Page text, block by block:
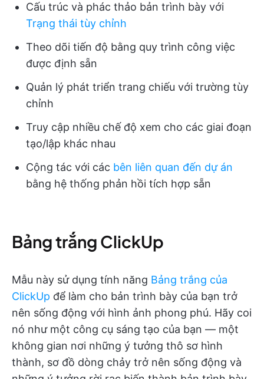
Cấu trúc và phác thảo bản trình bày với
Trạng thái tùy chỉnh
Theo dõi tiến độ bằng quy trình công việc
được định sẵn
Quản lý phát triển trang chiếu với trường tùy
chỉnh
Truy cập nhiều chế độ xem cho các giai đoạn
tạo/lập khác nhau
Cộng tác với các bên liên quan đến dự án
bằng hệ thống phản hồi tích hợp sẵn
Bảng trắng ClickUp
Mẫu này sử dụng tính năng Bảng trắng của
ClickUp để làm cho bản trình bày của bạn trở
nên sống động với hình ảnh phong phú. Hãy coi
nó như một công cụ sáng tạo của bạn — một
không gian nơi những ý tưởng thô sơ hình
thành, sơ đồ dòng chảy trở nên sống động và